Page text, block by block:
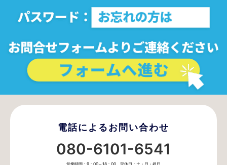
電話によるお問い合わせ
080-6101-6541
営業時間：9：00～18：00 定休日：土・日・祝日